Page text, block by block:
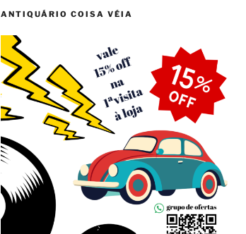
ANTIQUÁRIO COISA VÉIA